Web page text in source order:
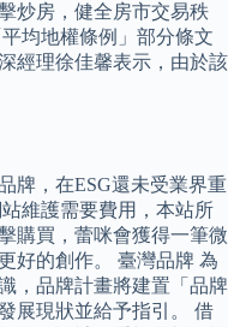
炒房，健全房市交易秩
均地權條例」部分條文
經理徐佳馨表示，由於該
牌，在ESG還未受業界重
維護需要費用，本站所
購買，蕾咪會獲得一筆微
好的創作。 臺灣品牌 為
，品牌計畫將建置「品牌
展現狀並給予指引。 借